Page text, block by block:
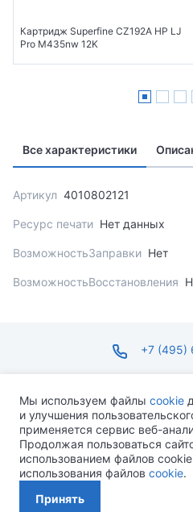
Картридж Superfine CZ192A HP LJ
Pro M435nw 12K
Все характеристики
Артикул 4010802121
Ресурс печати Нет данных
ВозможностьЗаправки Нет
ВозможностьВосстановления
+7 (495)
ПН-ПТ С 09:00 ДО
Мы используем файлы cookie
и улучшения
применяется сервис веб-
Продолжая пользоваться
использованием файлов
использования файлов cookie.
Принять